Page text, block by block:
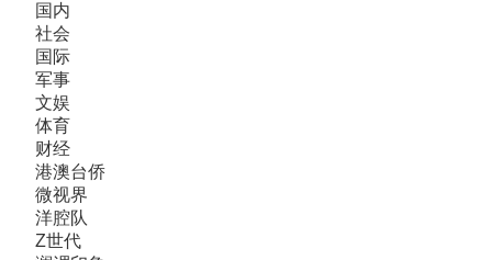
国内
社会
国际
军事
文娱
体育
财经
港澳台侨
微视界
洋腔队
Z世代